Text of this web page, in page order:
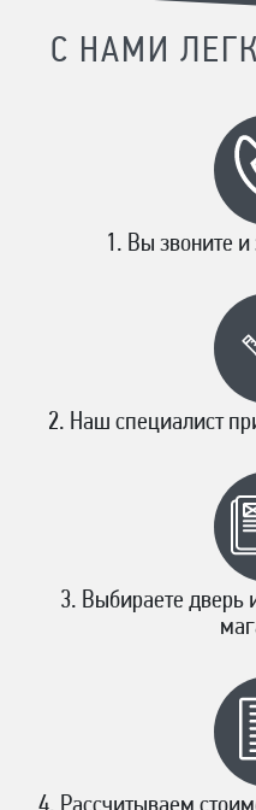
С НАМИ
Вы звоните
Наш специалист
Выбираете дверь